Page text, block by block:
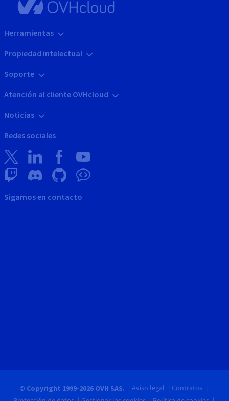
Herramientas
Propiedad intelectual
Soporte
Atención al cliente OVHcloud
Noticias
Redes sociales
Sigamos en contacto
© Copyright 1999-2026 OVH SAS. Aviso legal
Contratos